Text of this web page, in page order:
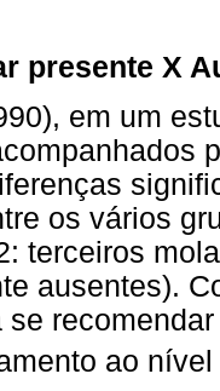
presente X
em um
os vários
terceiros
ausentes).
ao